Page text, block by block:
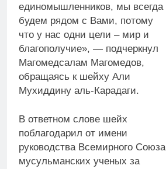
единомышленников, мы всегда
будем рядом с Вами, потому
что у нас одни цели – мир и
благополучие», — подчеркнул
Магомедсалам Магомедов,
обращаясь к шейху Али
Мухиддину аль-Карадаги.
В ответном слове шейх
поблагодарил от имени
руководства Всемирного Союза
мусульманских ученых за